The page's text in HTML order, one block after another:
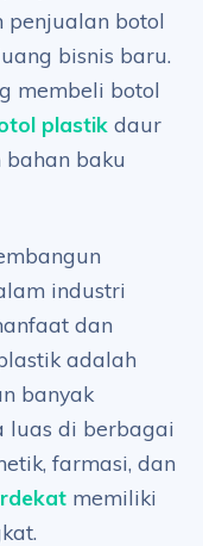
penjualan botol
bisnis baru.
membeli botol
plastik daur
baku
industri
dan
adalah
banyak
luas di berbagai
farmasi, dan
memiliki